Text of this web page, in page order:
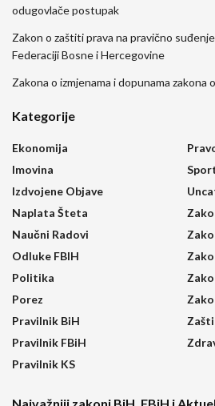
odugovlače postupak
Zakon o zaštiti prava na pravično
Federaciji Bosne i Hercegovine
Zakona o izmjenama i dopunama zakona
Kategorije
Ekonomija
Imovina
Izdvojene Objave
Naplata Šteta
Naučni Radovi
Odluke FBIH
Politika
Porez
Pravilnik BiH
Pravilnik FBiH
Pravilnik KS
Najvažniji zakoni BiH, FBiH i